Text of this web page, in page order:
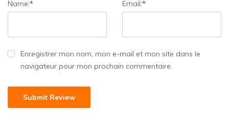
Name:* Email:*
Enregistrer mon nom, mon e-mail et mon site dans le
navigateur pour mon prochain commentaire.